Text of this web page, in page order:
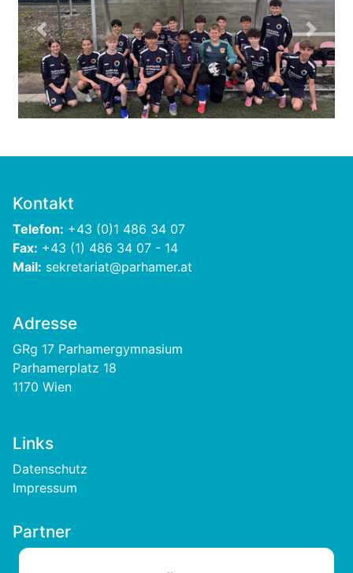
Previous Next
Kontakt
Telefon: +43 (0)1 486 34 07
Fax: +43 (1) 486 34 07 - 14
Mail: sekretariat@parhamer.at
Adresse
GRg 17 Parhamergymnasium
Parhamerplatz 18
1170 Wien
Links
Footer
Datenschutz
Impressum
Partner